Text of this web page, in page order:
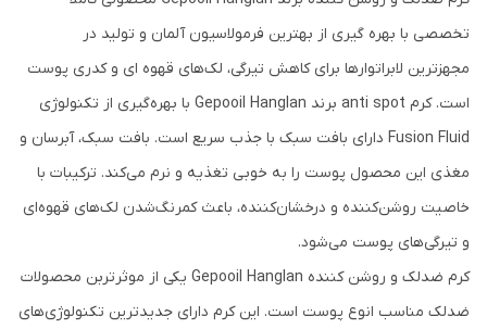
تخصصی با بهره گیری از بهترین فرمولاسیون آلمان و تولید در
مجهزترین لابراتوارها برای کاهش تیرگی، لک‌های قهوه ای و کدری پوست
است. کرم anti spot برند Gepooil Hanglan با بهره‌گیری از تکنولوژی
Fusion Fluid دارای بافت سبک با جذب سریع است. بافت سبک، آبرسان و
مغذی این محصول پوست را به خوبی تغذیه و نرم می‌کند. ترکیبات با
خاصیت روشن‌کننده و درخشان‌کننده، باعث کمرنگ‌شدن لک‌های قهوه‌ای
و تیرگی‌های پوست می‌شود.
کرم ضدلک و روشن کننده Gepooil Hanglan یکی از موثرتربن محصولات
ضدلک مناسب انوع پوست است. این کرم دارای جدیدترین تکنولوژی‌های